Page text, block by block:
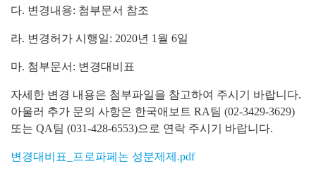
다. 변경내용: 첨부문서 참조
라. 변경허가 시행일: 2020년 1월 6일
마. 첨부문서: 변경대비표
자세한 변경 내용은 첨부파일을 참고하여 주시기 바랍니다.
아울러 추가 문의 사항은 한국애보트 RA팀 (02-3429-3629)
또는 QA팀 (031-428-6553)으로 연락 주시기 바랍니다.
변경대비표_프로파페논 성분제제.pdf